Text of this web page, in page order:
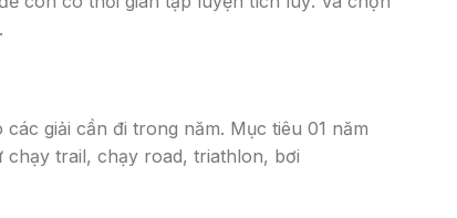
giải cần đi trong năm. Mục tiêu 01 năm
chạy trail, chạy road, triathlon, bơi